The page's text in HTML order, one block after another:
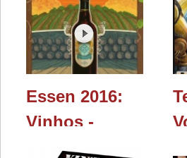
Essen 2016:
Vinhos -
Deluxe (Eagle-